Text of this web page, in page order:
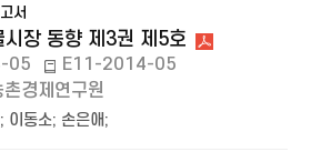
서
시장 동향 제3권 제5호
05
E11-2014-05
촌경제연구원
; 이동소; 손은애;